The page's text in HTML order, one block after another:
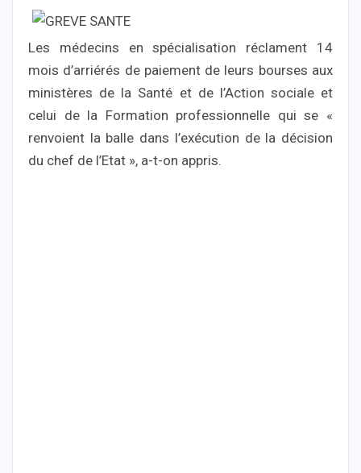
Les médecins en spécialisation réclament 14
mois d’arriérés de paiement de leurs bourses aux
ministères de la Santé et de l’Action sociale et
celui de la Formation professionnelle qui se «
renvoient la balle dans l’exécution de la décision
du chef de l’Etat », a-t-on appris.